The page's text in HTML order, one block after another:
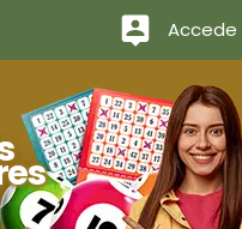
Accede